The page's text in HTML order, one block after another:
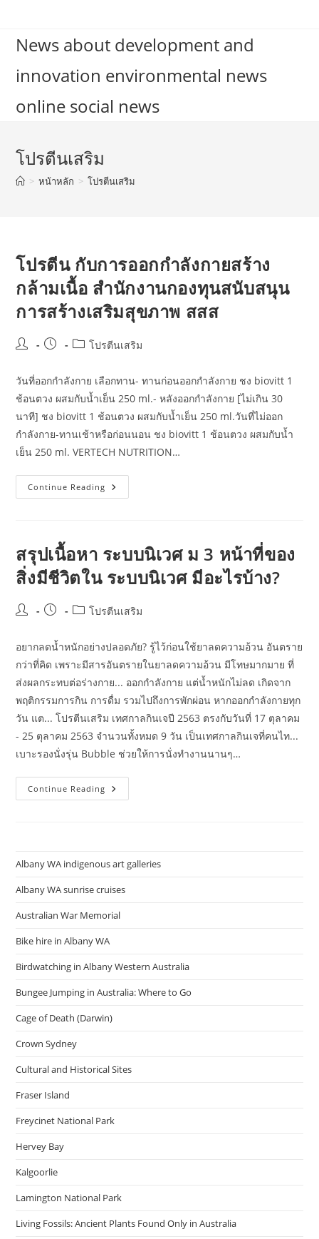
contentNews about development and
innovation environmental news
online social news
โปรตีนเสริม
> หน้าหลัก > โปรตีนเสริม
โปรตีน กับการออกกำลังกายสร้าง
กล้ามเนื้อ สำนักงานกองทุนสนับสนุน
การสร้างเสริมสุขภาพ สสส
Post
Post
Postโปรตีนเสริม
วันที่ออกกำลังกาย เลือกทาน- ทานก่อนออกกำลังกาย ชง biovitt 1
ช้อนตวง ผสมกับน้ำเย็น 250 ml.- หลังออกกำลังกาย [ไม่เกิน 30
นาที] ชง biovitt 1 ช้อนตวง ผสมกับน้ำเย็น 250 ml.วันที่ไม่ออก
กำลังกาย-ทานเช้าหรือก่อนนอน ชง biovitt 1 ช้อนตวง ผสมกับน้ำ
เย็น 250 ml. VERTECH NUTRITION…
Continue Reading โปรตีน
กับ
สร้าง
กล้าม
สำนักงาน
กองทุน
การ
สร้าง
สสส
สรุปเนื้อหา ระบบนิเวศ ม 3 หน้าที่ของ
สิ่งมีชีวิตใน ระบบนิเวศ มีอะไรบ้าง?
Post
Post
Postโปรตีนเสริม
อยากลดน้ำหนักอย่างปลอดภัย? รู้ไว้ก่อนใช้ยาลดความอ้วน อันตราย
กว่าที่คิด เพราะมีสารอันตรายในยาลดความอ้วน มีโทษมากมาย ที่
ส่งผลกระทบต่อร่างกาย... ออกกำลังกาย แต่น้ำหนักไม่ลด เกิดจาก
พฤติกรรมการกิน การดื่ม รวมไปถึงการพักผ่อน หากออกกำลังกายทุก
วัน แต... โปรตีนเสริม เทศกาลกินเจปี 2563 ตรงกับวันที่ 17 ตุลาคม
- 25 ตุลาคม 2563 จำนวนทั้งหมด 9 วัน เป็นเทศกาลกินเจที่คนไท...
เบาะรองนั่งรุ่น Bubble ช่วยให้การนั่งทำงานนานๆ…
Continue Reading สรุป
เนื้อหา
ของ
สิ่ง
ชีวิต
ระบบ
นิเวศ
อะไร
บ้าง?
Albany WA indigenous art galleries
Albany WA sunrise cruises
Australian War Memorial
Bike hire in Albany WA
Birdwatching in Albany Western Australia
Bungee Jumping in Australia: Where to Go
Cage of Death (Darwin)
Crown Sydney
Cultural and Historical Sites
Fraser Island
Freycinet National Park
Hervey Bay
Kalgoorlie
Lamington National Park
Living Fossils: Ancient Plants Found Only in Australia